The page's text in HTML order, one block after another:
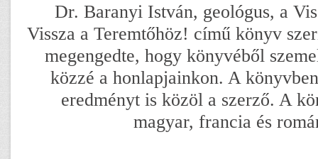
Dr. Baranyi István, geológus, a
Vissza a Teremtőhöz! című könyv
megengedte, hogy könyvéből
közzé a honlapjainkon. A
eredményt is közöl a szerző. A
magyar, francia és